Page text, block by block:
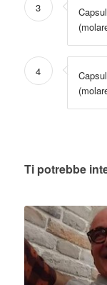
3
4
Ti potrebbe